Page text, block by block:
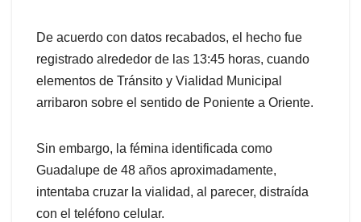
De acuerdo con datos recabados, el hecho fue
registrado alrededor de las 13:45 horas, cuando
elementos de Tránsito y Vialidad Municipal
arribaron sobre el sentido de Poniente a Oriente.
Sin embargo, la fémina identificada como
Guadalupe de 48 años aproximadamente,
intentaba cruzar la vialidad, al parecer, distraída
con el teléfono celular.